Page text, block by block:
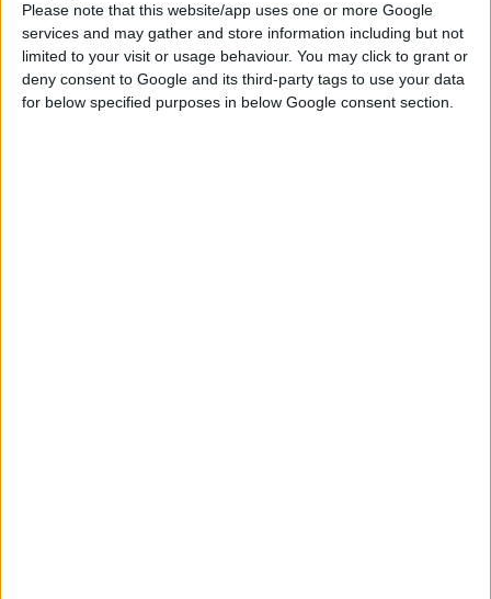
Please note that this website/app uses one or more Google
services and may gather and store information including but not
limited to your visit or usage behaviour. You may click to grant or
deny consent to Google and its third-party tags to use your data
for below specified purposes in below Google consent section.
montato su un'autoOpel, che raggiunse una
velocità di 238 km/h, allora inaudita. Tutte queste
prove ed esperimenti hanno portato alla creazione
del programma missilistico tedesco.